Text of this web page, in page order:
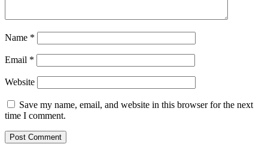
Name *
Email *
Website
Save my name, email, and website in this browser for the next
time I comment.